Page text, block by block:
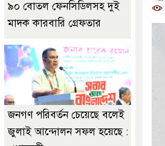
৯০ বোতল ফেনসিডিলসহ দুই
মাদক কারবারি গ্রেফতার
জনগণ পরিবর্তন চেয়েছে বলেই
জুলাই আন্দোলন সফল হয়েছে :